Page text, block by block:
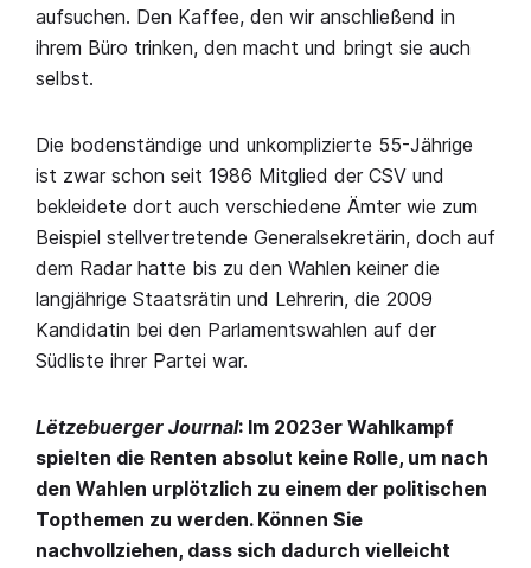
aufsuchen. Den Kaffee, den wir anschließend in
ihrem Büro trinken, den macht und bringt sie auch
selbst.
Die bodenständige und unkomplizierte 55-Jährige
ist zwar schon seit 1986 Mitglied der CSV und
bekleidete dort auch verschiedene Ämter wie zum
Beispiel stellvertretende Generalsekretärin, doch auf
dem Radar hatte bis zu den Wahlen keiner die
langjährige Staatsrätin und Lehrerin, die 2009
Kandidatin bei den Parlamentswahlen auf der
Südliste ihrer Partei war.
Lëtzebuerger Journal: Im 2023er Wahlkampf
spielten die Renten absolut keine Rolle, um nach
den Wahlen urplötzlich zu einem der politischen
Topthemen zu werden. Können Sie
nachvollziehen, dass sich dadurch vielleicht